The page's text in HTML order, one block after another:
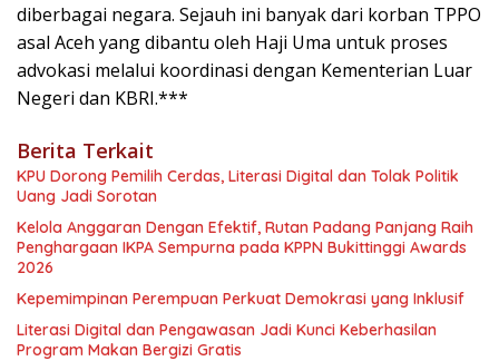
diberbagai negara. Sejauh ini banyak dari korban TPPO
asal Aceh yang dibantu oleh Haji Uma untuk proses
advokasi melalui koordinasi dengan Kementerian Luar
Negeri dan KBRI.***
Berita Terkait
KPU Dorong Pemilih Cerdas, Literasi Digital dan Tolak Politik
Uang Jadi Sorotan
Kelola Anggaran Dengan Efektif, Rutan Padang Panjang Raih
Penghargaan IKPA Sempurna pada KPPN Bukittinggi Awards
2026
Kepemimpinan Perempuan Perkuat Demokrasi yang Inklusif
Literasi Digital dan Pengawasan Jadi Kunci Keberhasilan
Program Makan Bergizi Gratis